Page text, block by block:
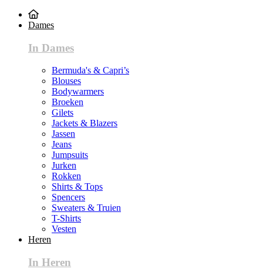
Dames
In Dames
Bermuda's & Capri’s
Blouses
Bodywarmers
Broeken
Gilets
Jackets & Blazers
Jassen
Jeans
Jumpsuits
Jurken
Rokken
Shirts & Tops
Spencers
Sweaters & Truien
T-Shirts
Vesten
Heren
In Heren